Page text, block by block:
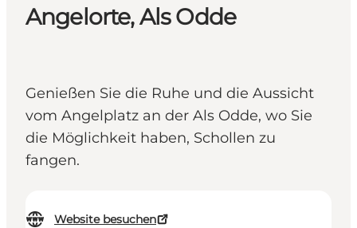
Angelorte, Als Odde
Genießen Sie die Ruhe und die Aussicht
vom Angelplatz an der Als Odde, wo Sie
die Möglichkeit haben, Schollen zu
fangen.
Website besuchen